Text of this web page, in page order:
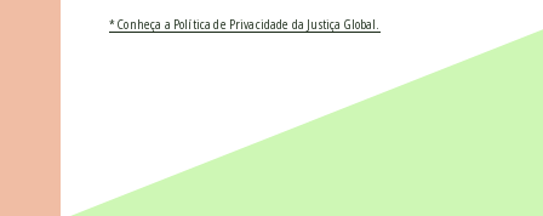
* Conheça a Política de Privacidade da Justiça Global.